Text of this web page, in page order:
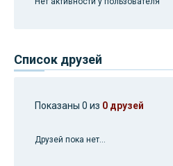
Список друзей
Показаны 0 из 0 друзей
Друзей пока нет...